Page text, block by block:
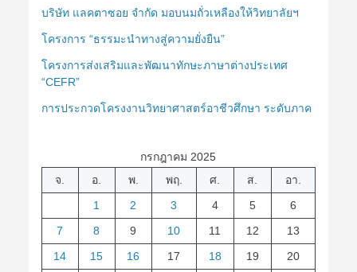
บริษัท แลคตาซอย จำกัด มอบนมถั่วเหลืองให้วิทยาลัยฯ
โครงการ “ธรรมะนำทางสู่ความยั่งยืน”
โครงการส่งเสริมและพัฒนาทักษะภาษาต่างประเทศ
“CEFR”
การประกวดโครงงานวิทยาศาสตร์อาชีวศึกษา ระดับภาค
กรกฎาคม 2025
จ.
อ. พ. พฤ. ศ. ส.
อา.
1
2 3 4 5
6
7
8 9 10 11 12
13
14
15 16 17 18 19
20